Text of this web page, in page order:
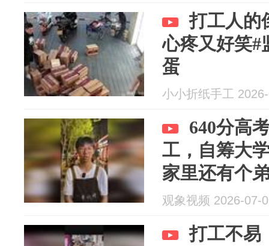
打工人的
心疼又好笑#
蛋
小小折纸手工
640分高
工，自筹大
家里还有个
观象视频 2026-07-
打工不易